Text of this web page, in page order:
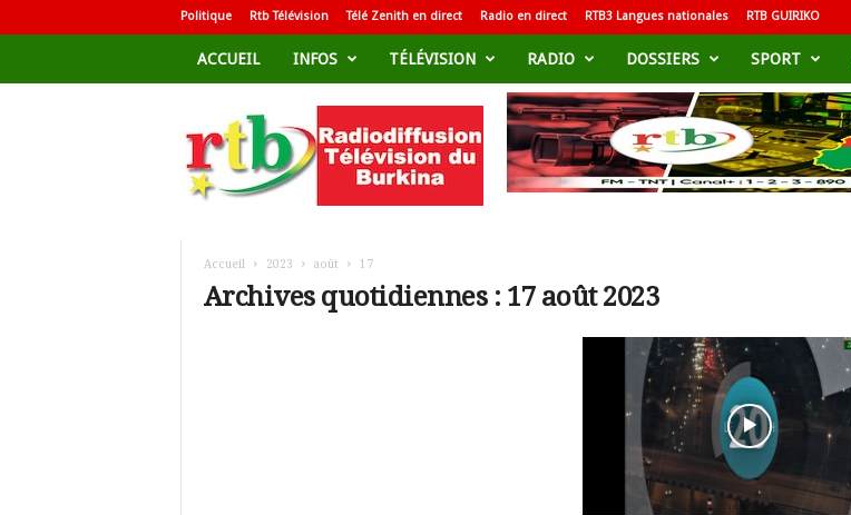
Politique Rtb Télévision Télé Zenith en direct Radio en direct RTB3 Langues nationales RTB GUIRIKO
ACCUEIL INFOS TÉLÉVISION RADIO DOSSIERS SPORT
d
i
Accueil 2023 août 17
Archives quotidiennes : 17 août 2023